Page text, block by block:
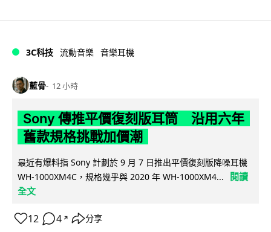
3C科技 流動音樂 音樂耳機
藍骨 12 小時
Sony 傳推平價復刻版耳筒 沿用六年
舊款規格挑戰加價潮
最近有爆料指 Sony 計劃於 9 月 7 日推出平價復刻版降噪耳機
WH-1000XM4C，規格幾乎與 2020 年 WH-1000XM4...
閱讀
全文
12 4 ↗ 分享